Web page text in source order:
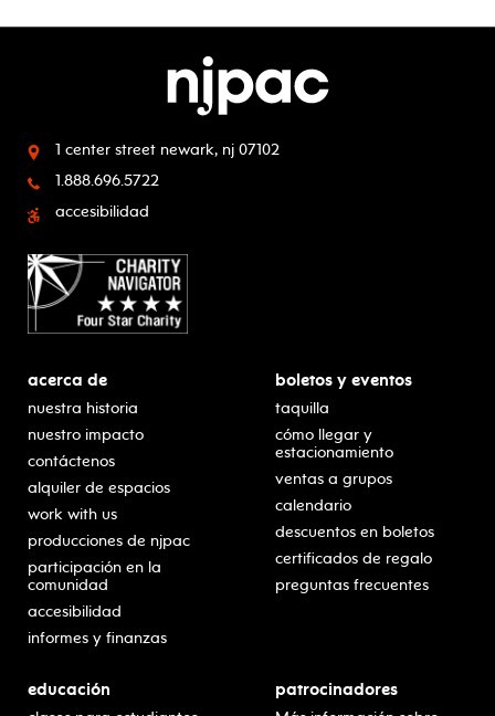
1 center street newark, nj 07102
1.888.696.5722
accesibilidad
acerca de
nuestra historia
nuestro impacto
contáctenos
alquiler de espacios
work with us
producciones de njpac
participación en la
comunidad
accesibilidad
informes y finanzas
boletos y eventos
taquilla
cómo llegar y
estacionamiento
ventas a grupos
calendario
descuentos en boletos
certificados de regalo
preguntas frecuentes
educación patrocinadores